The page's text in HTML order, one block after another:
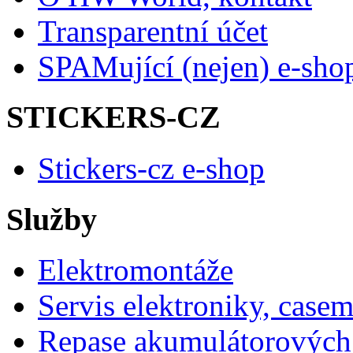
Transparentní účet
SPAMující (nejen) e-
STICKERS-CZ
Stickers-cz e-shop
Služby
Elektromontáže
Servis elektroniky,
Repase